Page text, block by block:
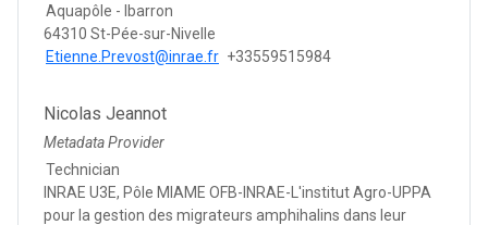
Aquapôle - Ibarron
64310 St-Pée-sur-Nivelle
Etienne.Prevost@inrae.fr +33559515984
Nicolas Jeannot
Metadata Provider
Technician
INRAE U3E, Pôle MIAME OFB-INRAE-L'institut Agro-UPPA
pour la gestion des migrateurs amphihalins dans leur